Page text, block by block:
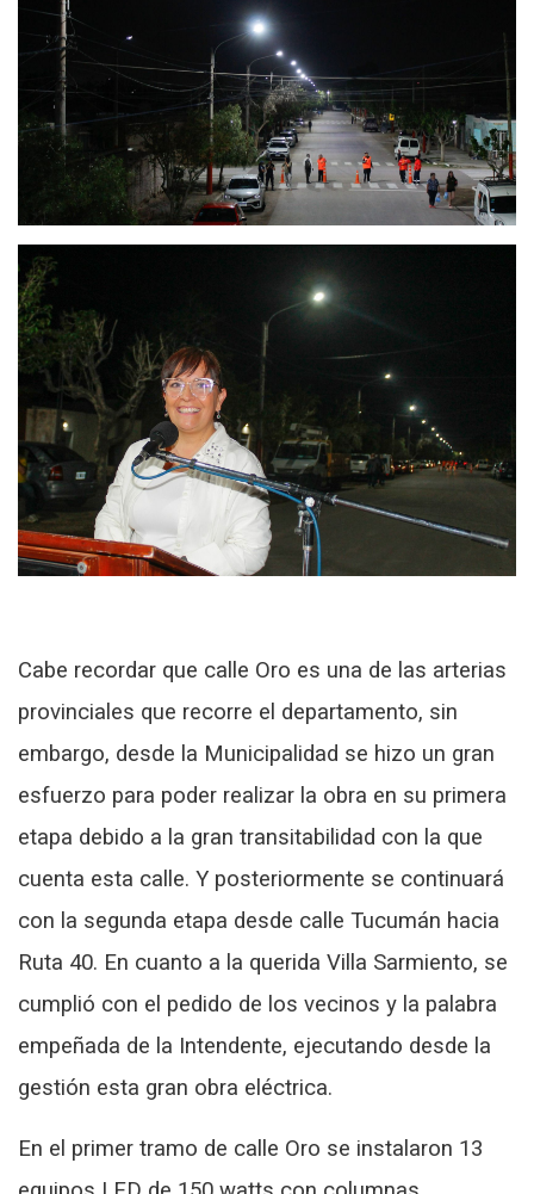
Cabe recordar que calle Oro es una de las arterias
provinciales que recorre el departamento, sin
embargo, desde la Municipalidad se hizo un gran
esfuerzo para poder realizar la obra en su primera
etapa debido a la gran transitabilidad con la que
cuenta esta calle. Y posteriormente se continuará
con la segunda etapa desde calle Tucumán hacia
Ruta 40. En cuanto a la querida Villa Sarmiento, se
cumplió con el pedido de los vecinos y la palabra
empeñada de la Intendente, ejecutando desde la
gestión esta gran obra eléctrica.
En el primer tramo de calle Oro se instalaron 13